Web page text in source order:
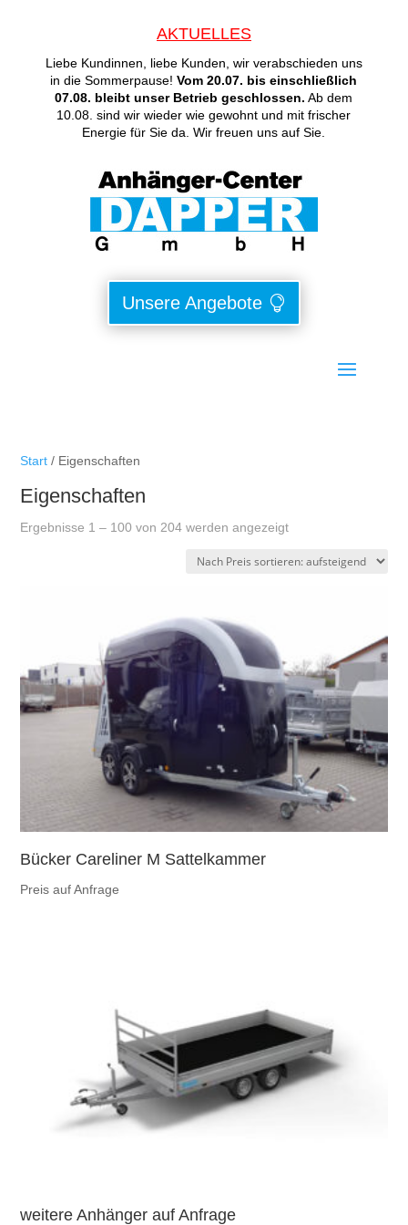
AKTUELLES
Liebe Kundinnen, liebe Kunden, wir verabschieden uns
in die Sommerpause!Vom 20.07. bis einschließlich
07.08. bleibt unser Betrieb geschlossen. Ab dem
10.08. sind wir wieder wie gewohnt und mit frischer
Energie für Sie da. Wir freuen uns auf Sie.
Unsere Angebote
Start / Eigenschaften
Eigenschaften
Ergebnisse 1 – 100 von 204 werden angezeigtNach
sortiert:
Bücker Careliner M Sattelkammer
Preis auf Anfrage
weitere Anhänger auf Anfrage